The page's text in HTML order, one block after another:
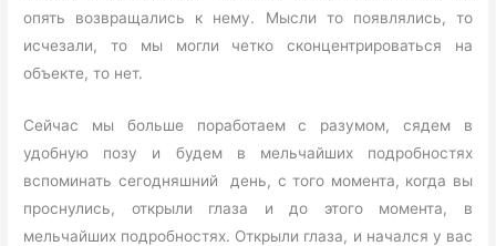
опять возвращались к нему. Мысли то появлялись, то
исчезали, то мы могли четко сконцентрироваться на
объекте, то нет.
Сейчас мы больше поработаем с разумом, сядем в
удобную позу и будем в мельчайших подробностях
вспоминать сегодняшний день, с того момента, когда вы
проснулись, открыли глаза и до этого момента, в
мельчайших подробностях. Открыли глаза, и начался у вас